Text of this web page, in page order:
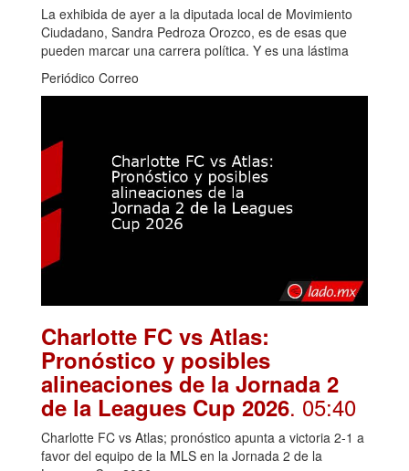
La exhibida de ayer a la diputada local de Movimiento
Ciudadano, Sandra Pedroza Orozco, es de esas que
pueden marcar una carrera política. Y es una lástima
Periódico Correo
Charlotte FC vs Atlas:
Pronóstico y posibles
alineaciones de la Jornada 2
de la Leagues Cup 2026. 05:40
Charlotte FC vs Atlas; pronóstico apunta a victoria 2-1 a
favor del equipo de la MLS en la Jornada 2 de la